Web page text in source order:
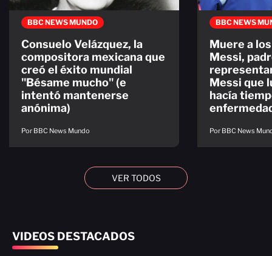
BBC NEWS MUNDO
Consuelo Velázquez, la
compositora mexicana que
creó el éxito mundial
"Bésame mucho" (e
intentó mantenerse
anónima)
Por BBC News Mundo
BBC NEWS
Muere a
Messi,
Messi que
hacía
Por BBC News
VER TODOS
VIDEOS DESTACADOS